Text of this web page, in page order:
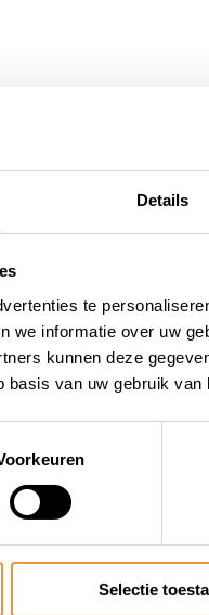
Details
te
we informatie over uw
kunnen deze
van uw gebruik van
Selectie